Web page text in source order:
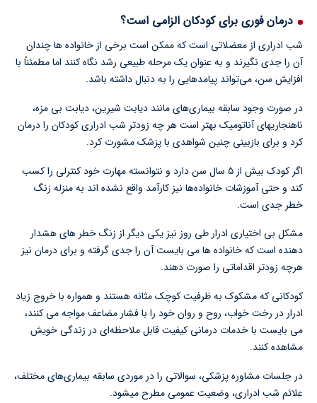
درمان فوری برای کودکان الزامی است؟
شب ادراری از معضلاتی است که ممکن است برخی از خانواده ها چندان
آن را جدی نگیرند و به عنوان یک مرحله طبیعی رشد نگاه کنند اما مطمئناً با
افزایش سن، می‌تواند پیامدهایی را به دنبال داشته باشد.
در صورت وجود سابقه بیماری‌های مانند دیابت شیرین، دیابت بی مزه،
ناهنجاریهای آناتومیک بهتر است هر چه زودتر شب ادراری کودکان را درمان
کرد و برای بازبینی چنین شواهدی با پزشک مشورت کرد.
اگر کودک بیش از ۵ سال سن دارد و نتوانسته مهارت خود کنترلی را کسب
کند و حتی آموزشات خانواده‌ها نیز کارآمد واقع نشده اند به منزله زنگ
خطر جدی است.
مشکل بی اختیاری ادرار طی روز نیز یکی دیگر از زنگ خطر های هشدار
دهنده است که خانواده ها می بایست آن را جدی گرفته و برای درمان نیز
هرچه زودتر اقداماتی را صورت دهند.
کودکانی که مشکوک به ظرفیت کوچک مثانه هستند و همواره با خروج زیاد
ادرار در رخت خواب، روح و روان خود را با فشار مضاعف مواجه می کنند،
می بایست با خدمات درمانی کیفیت قابل ملاحظه‌ای در زندگی خویش
مشاهده کنند.
در جلسات مشاوره پزشکی، سوالاتی را در موردی سابقه بیماری‌های مختلف،
علائم شب ادراری، وضعیت عمومی مطرح میشود.